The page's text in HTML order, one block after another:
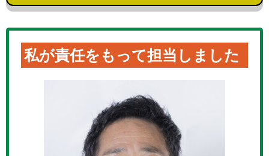
私が責任をもって担当しました